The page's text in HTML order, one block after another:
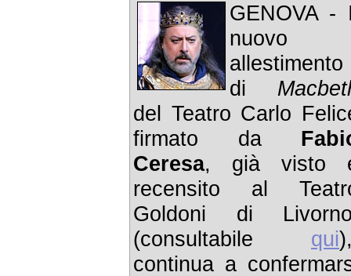
GENOVA -
nuovo
allestimento
di
del Teatro Carlo
firmato da
Ceresa, già visto
recensito al
Goldoni di
(consultabile qui
continua a